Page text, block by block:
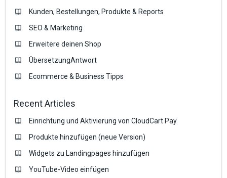
Kunden, Bestellungen, Produkte & Reports
SEO & Marketing
Erweitere deinen Shop
ÜbersetzungAntwort
Ecommerce & Business Tipps
Recent Articles
Einrichtung und Aktivierung von CloudCart Pay
Produkte hinzufügen (neue Version)
Widgets zu Landingpages hinzufügen
YouTube-Video einfügen